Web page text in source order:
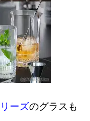
ーズのグラスも